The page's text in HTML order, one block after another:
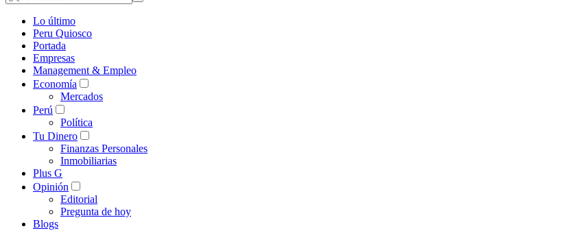
Lo último
Peru Quiosco
Portada
Empresas
Management & Empleo
Economía
Mercados
Perú
Política
Tu Dinero
Finanzas Personales
Inmobiliarias
Plus G
Opinión
Editorial
Pregunta de hoy
Blogs